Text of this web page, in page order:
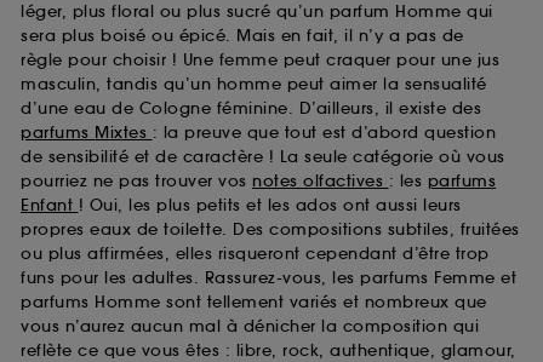
léger, plus floral ou plus sucré qu’un parfum Homme qui
sera plus boisé ou épicé. Mais en fait, il n’y a pas de
règle pour choisir ! Une femme peut craquer pour une jus
masculin, tandis qu’un homme peut aimer la sensualité
d’une eau de Cologne féminine. D’ailleurs, il existe des
parfums Mixtes : la preuve que tout est d’abord question
de sensibilité et de caractère ! La seule catégorie où vous
pourriez ne pas trouver vos notes olfactives : les parfums
Enfant ! Oui, les plus petits et les ados ont aussi leurs
propres eaux de toilette. Des compositions subtiles, fruitées
ou plus affirmées, elles risqueront cependant d’être trop
funs pour les adultes. Rassurez-vous, les parfums Femme et
parfums Homme sont tellement variés et nombreux que
vous n’aurez aucun mal à dénicher la composition qui
reflète ce que vous êtes : libre, rock, authentique, glamour,